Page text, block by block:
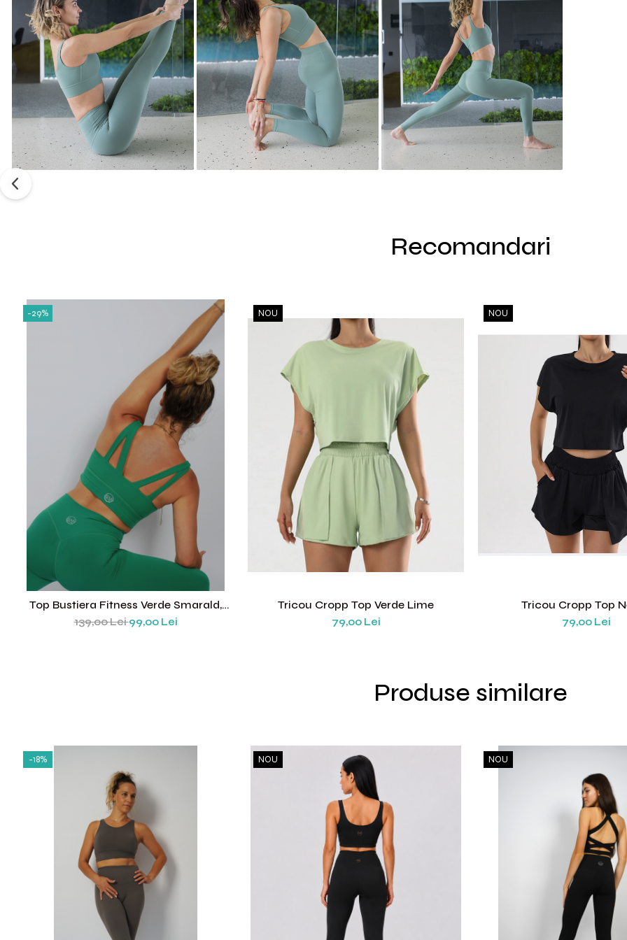
Recomandari
-29%
Top Bustiera Fitness Verde Smarald,
Material Compresiv, Sustinere Ridicata
139,00 Lei99,00 Lei
NOU
Tricou Cropp Top Verde Lime
79,00 Lei
NOU
Tricou Cropp Top
79,00 Lei
Produse similare
-18% NOU NOU